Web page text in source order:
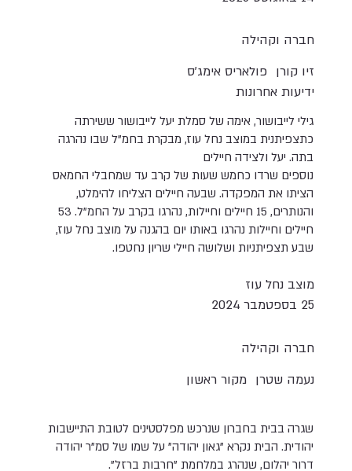
חברה וקהילה
פולאריס אימג'ס זיו קורן
ידיעות אחרונות
גילי לייבושור, אימה של סמלת יעל לייבושור ששירתה
כתצפיתנית במוצב נחל עוז, מבקרת בחמ"ל שבו נהרגה
בתה. יעל ולצידה חיילים
נוספים שרדו כחמש שעות של קרב עד שמחבלי החמאס
הציתו את המפקדה. שבעה חיילים הצליחו להימלט,
והנותרים, 15 חיילים וחיילות, נהרגו בקרב על החמ"ל. 53
חיילים וחיילות נהרגו באותו יום בהגנה על מוצב נחל עוז,
שבע תצפיתניות ושלושה חיילי שריון נחטפו.
מוצב נחל עוז
25 בספטמבר 2024
חברה וקהילה
מקור ראשון נעמה שטרן
שגרה בבית בחברון שנרכש מפלסטינים לטובת התיישבות
יהודית. הבית נקרא "גאון יהודה" על שמו של סמ"ר יהודה
דרור יהלום, שנהרג במלחמת "חרבות ברזל".